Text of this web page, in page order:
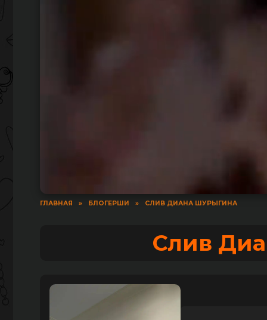
ГЛАВНАЯ » БЛОГЕРШИ » СЛИВ ДИАНА ШУРЫГИНА
Слив